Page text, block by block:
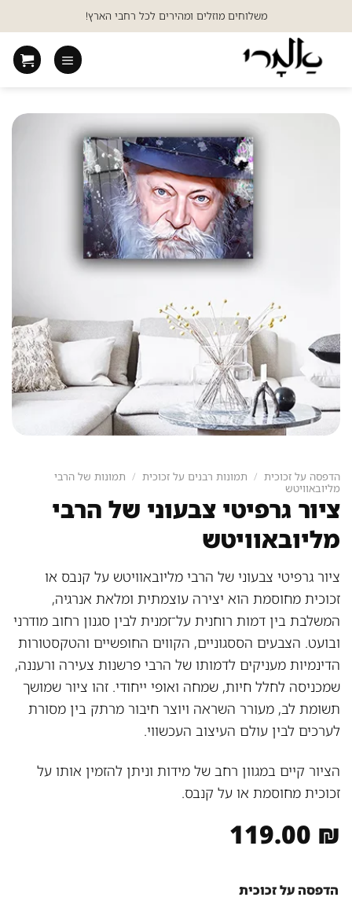
to
content
משלוחים מוזלים ומהירים לכל רחבי הארץ!
הדפסה על זכוכית / תמונות רבנים על זכוכית / תמונות של הרבי
מליובאוויטש
ציור גרפיטי צבעוני של הרבי
מליובאוויטש
ציור גרפיטי צבעוני של הרבי מליובאוויטש על קנבס או
זכוכית מחוסמת הוא יצירה עוצמתית ומלאת אנרגיה,
המשלבת בין דמות רוחנית על־זמנית לבין סגנון רחוב מודרני
ובועט. הצבעים הססגוניים, הקווים החופשיים והטקסטורות
הדינמיות מעניקים לדמותו של הרבי פרשנות צעירה ורעננה,
שמכניסה לחלל חיות, שמחה ואופי ייחודי. זהו ציור שמושך
תשומת לב, מעורר השראה ויוצר חיבור מרתק בין מסורת
לערכים לבין עולם העיצוב העכשווי.
הציור קיים במגוון רחב של מידות וניתן להזמין אותו על
זכוכית מחוסמת או על קנבס.
119.00 ₪
הדפסה על זכוכית